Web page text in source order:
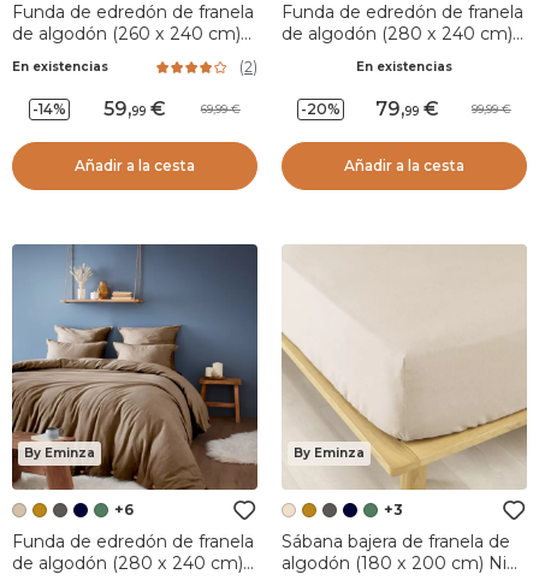
Funda de edredón de franela
de algodón (260 x 240 cm)
En existencias (2)
-14% 59,99 69,99
Añadir a la cesta
Funda de edredón de franela
de algodón (280 x 240 cm)
En existencias
-20% 79,99 99,99
Añadir a la cesta
By Eminza
+6
Funda de edredón de franela
de algodón (280 x 240 cm)
By Eminza
+3
Sábana bajera de franela de
algodón (180 x 200 cm) Nina